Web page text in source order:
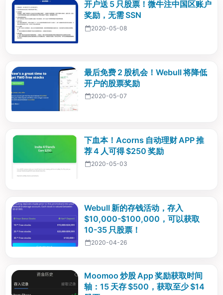
开户送 5 只股票！微牛注中国区账户
奖励，无需 SSN
2020-05-08
最后免费 2 股机会！Webull 将降低
开户的股票奖励
2020-05-07
下血本！Acorns 自动理财 APP 推
荐 4 人可得 $250 奖励
2020-05-03
Webull 新的存钱活动，存入
$10,000-$100,000，可以获取
10-35 只股票！
2020-04-26
Moomoo 炒股 App 奖励获取时间
轴：15 天存 $500，获取至少 $14